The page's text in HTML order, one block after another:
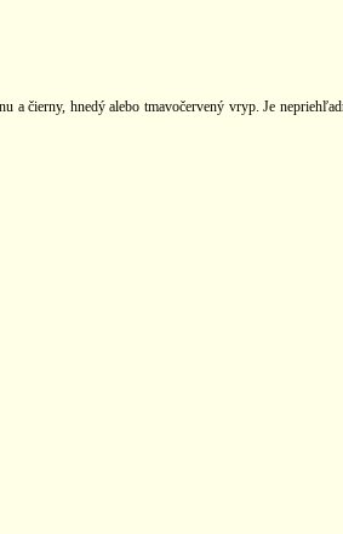
a čierny, hnedý alebo tmavočervený vryp. Je